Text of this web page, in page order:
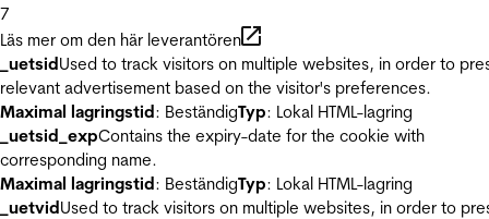
7
Läs mer om den här leverantören
_uetsidUsed to track visitors on multiple websites, in order to
relevant advertisement based on the visitor's preferences.
Maximal lagringstid: BeständigTyp: Lokal HTML-lagring
_uetsid_expContains the expiry-date for the cookie with
corresponding name.
Maximal lagringstid: BeständigTyp: Lokal HTML-lagring
_uetvidUsed to track visitors on multiple websites, in order to